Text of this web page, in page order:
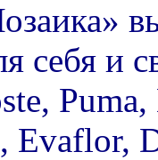
себя и
Evaflor,